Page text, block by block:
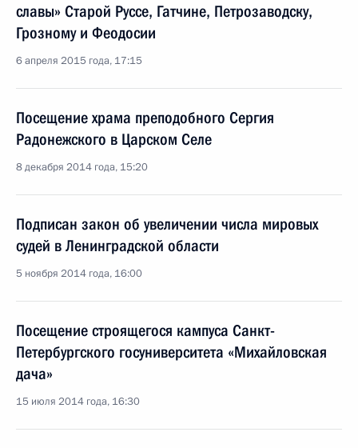
славы» Старой Руссе, Гатчине, Петрозаводску,
Грозному и Феодосии
6 апреля 2015 года, 17:15
Посещение храма преподобного Сергия
Радонежского в Царском Селе
8 декабря 2014 года, 15:20
Подписан закон об увеличении числа мировых
судей в Ленинградской области
5 ноября 2014 года, 16:00
Посещение строящегося кампуса Санкт-
Петербургского госуниверситета «Михайловская
дача»
15 июля 2014 года, 16:30